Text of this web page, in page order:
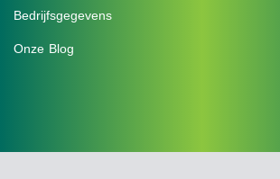
Bedrijfsgegevens
Onze Blog